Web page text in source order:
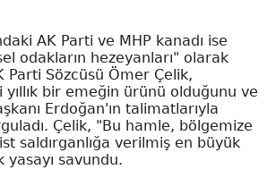
AK Parti ve MHP kanadı ise
odakların hezeyanları" olarak
Parti Sözcüsü Ömer Çelik,
bir emeğin ürünü olduğunu ve
Erdoğan'ın talimatlarıyla
Çelik, "Bu hamle, bölgemize
saldırganlığa verilmiş en büyük
yasayı savundu.